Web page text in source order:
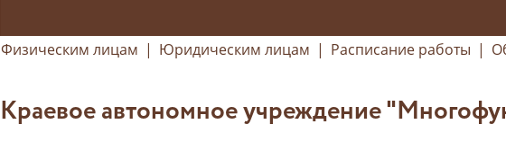
Физическим лицам | Юридическим лицам | Расписание работы |
Краевое автономное учреждение